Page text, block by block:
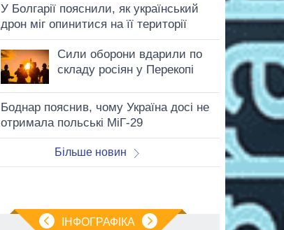
У Болгарії пояснили, як український
дрон міг опинитися на її території
Сили оборони вдарили по
складу росіян у Перекопі
Боднар пояснив, чому Україна досі не
отримала польські МіГ-29
Більше новин
ІНФОГРАФІКА